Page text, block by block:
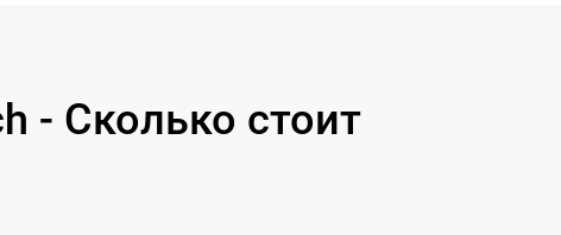
- Сколько стоит